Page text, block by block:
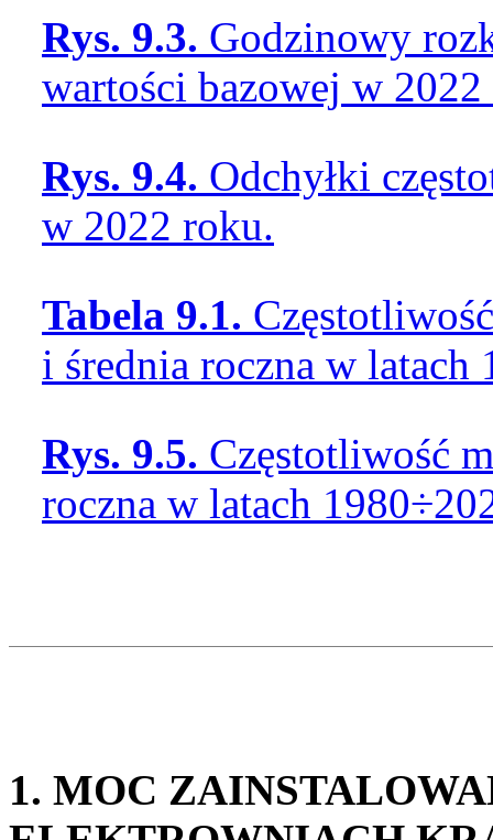
Rys. 9.3. Godzinowy
wartości bazowej w
Rys. 9.4. Odchyłki
w 2022 roku.
Tabela 9.1.
i średnia roczna w
Rys. 9.5. Częstotliwość
roczna w latach
1. MOC